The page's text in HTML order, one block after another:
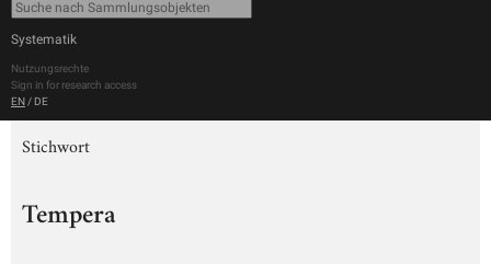
Systematik
Nutzungsrechte
Sign in for research access
EN / DE
Stichwort
Tempera